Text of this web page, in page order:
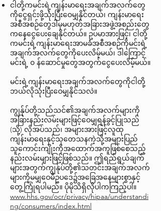
ငါတို့ကမင်းရဲ့ကျန်းမာရေးအချက်အလက်တွေ
ကိုငွေရှင်းဖို့သုံးပြီးဝေမျှနိုင်တယ်၊ ကျန်းမာရေး
အစီအစဉ်တွေဒါမှမဟုတ်အခြားအဖွဲ့အစည်းတွေ
ကနေငွေပေးချေနိုင်တယ်။ ဥပမာအားဖြင့်၊ ငါတို့
ကမင်းရဲ့ကျန်းမာရေးအာမခံအစီအစဉ်ကိုမင်းရဲ့
အချက်အလက်တွေကိုပေးလိမ့်မယ်၊ ဒါကြောင့်
မင်းရဲ့ ၀ န်ဆောင်မှုတွေအတွက်ငွေပေးလိမ့်မယ်။
မင်းရဲ့ကျန်းမာရေးအချက်အလက်တွေကိုငါတို့
ဘယ်လိုသုံးပြီးဝေမျှနိုင်သလဲ။
ကျွန်ုပ်တို့သည်သင်၏အချက်အလက်များကို
အခြားနည်းလမ်းများဖြင့်ဝေမျှရန်ခွင့်ပြုသည်
(သို့) လိုအပ်သည်၊ အများအားဖြင့်လူထု
ကျန်းမာရေးနှင့်သုတေသနကဲ့သို့အများပြည်
သူကောင်းကျိုးကိုအထောက်အကူဖြစ်စေသည့်
နည်းလမ်းများဖြင့်ဖြစ်သည်။ ဤရည်ရွယ်ချက်
များအတွက်ကျွန်ုပ်တို့၏သတင်းအချက်အလက်
များကိုမမျှဝေမီဥပဒေ၌အခြေအနေများစွာနှင့်
တွေ့ကြုံရပါမည်။ ပိုမိုသိရှိလိုပါကကြည့်ပါ။
www.hhs.gov/ocr/privacy/hipaa/understandi
ng/consumers/index.html